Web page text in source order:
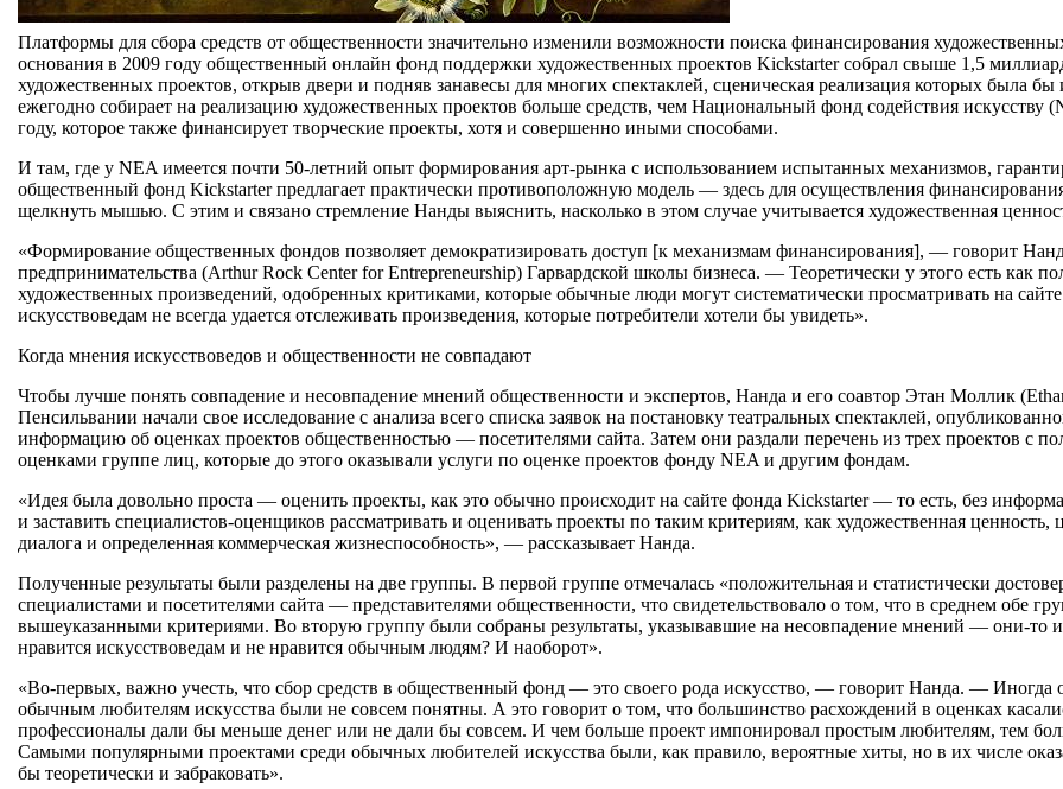
Платформы для сбора средств от общественности значительно изменили возможности поиска финансирования
основания в 2009 году общественный онлайн фонд поддержки художественных проектов Kickstarter собрал свыше 1,5
художественных проектов, открыв двери и подняв занавесы для многих спектаклей, сценическая реализация которых была
ежегодно собирает на реализацию художественных проектов больше средств, чем Национальный фонд содействия искусству
году, которое также финансирует творческие проекты, хотя и совершенно иными способами.
И там, где у NEA имеется почти 50-летний опыт формирования арт-рынка с использованием испытанных механизмов,
общественный фонд Kickstarter предлагает практически противоположную модель — здесь для осуществления
щелкнуть мышью. С этим и связано стремление Нанды выяснить, насколько в этом случае учитывается художественная
«Формирование общественных фондов позволяет демократизировать доступ [к механизмам финансирования], — говорит
предпринимательства (Arthur Rock Center for Entrepreneurship) Гарвардской школы бизнеса. — Теоретически у этого есть как
художественных произведений, одобренных критиками, которые обычные люди могут систематически просматривать на
искусствоведам не всегда удается отслеживать произведения, которые потребители хотели бы увидеть».
Когда мнения искусствоведов и общественности не совпадают
Чтобы лучше понять совпадение и несовпадение мнений общественности и экспертов, Нанда и его соавтор Этан Моллик
Пенсильвании начали свое исследование с анализа всего списка заявок на постановку театральных спектаклей,
информацию об оценках проектов общественностью — посетителями сайта. Затем они раздали перечень из трех проектов с
оценками группе лиц, которые до этого оказывали услуги по оценке проектов фонду NEA и другим фондам.
«Идея была довольно проста — оценить проекты, как это обычно происходит на сайте фонда Kickstarter — то есть, без
и заставить специалистов-оценщиков рассматривать и оценивать проекты по таким критериям, как художественная ценность,
диалога и определенная коммерческая жизнеспособность», — рассказывает Нанда.
Полученные результаты были разделены на две группы. В первой группе отмечалась «положительная и статистически
специалистами и посетителями сайта — представителями общественности, что свидетельствовало о том, что в среднем обе
вышеуказанными критериями. Во вторую группу были собраны результаты, указывавшие на несовпадение мнений — они-то
нравится искусствоведам и не нравится обычным людям? И наоборот».
«Во-первых, важно учесть, что сбор средств в общественный фонд — это своего рода искусство, — говорит Нанда. —
обычным любителям искусства были не совсем понятны. А это говорит о том, что большинство расхождений в оценках
профессионалы дали бы меньше денег или не дали бы совсем. И чем больше проект импонировал простым любителям, тем
Самыми популярными проектами среди обычных любителей искусства были, как правило, вероятные хиты, но в их числе
бы теоретически и забраковать».